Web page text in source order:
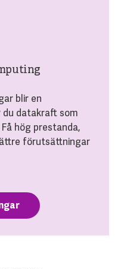
blir en
du datakraft som
hög prestanda,
förutsättningar